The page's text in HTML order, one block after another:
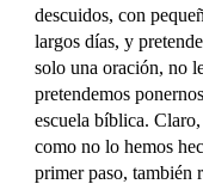
descuidos, con
largos días, y
solo una oración, no
pretendemos
escuela bíblica.
como no lo hemos
primer paso, también